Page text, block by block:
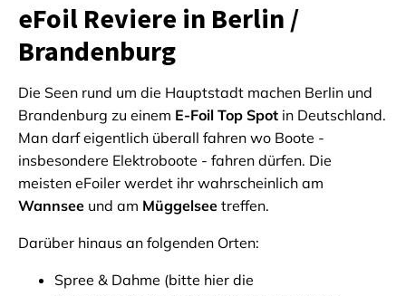
eFoil Reviere in Berlin /
Brandenburg
Die Seen rund um die Hauptstadt machen Berlin und
Brandenburg zu einem E-Foil Top Spot in Deutschland.
Man darf eigentlich überall fahren wo Boote -
insbesondere Elektroboote - fahren dürfen. Die
meisten eFoiler werdet ihr wahrscheinlich am
Wannsee und am Müggelsee treffen.
Darüber hinaus an folgenden Orten:
Spree & Dahme (bitte hier die